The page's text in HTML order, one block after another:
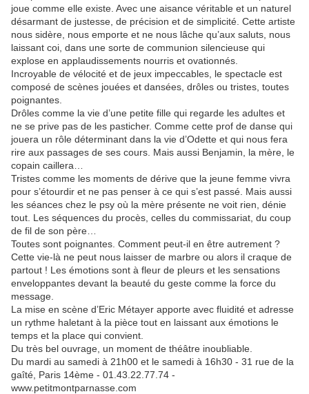
joue comme elle existe. Avec une aisance véritable et un naturel
désarmant de justesse, de précision et de simplicité. Cette artiste
nous sidère, nous emporte et ne nous lâche qu’aux saluts, nous
laissant coi, dans une sorte de communion silencieuse qui
explose en applaudissements nourris et ovationnés.
Incroyable de vélocité et de jeux impeccables, le spectacle est
composé de scènes jouées et dansées, drôles ou tristes, toutes
poignantes.
Drôles comme la vie d’une petite fille qui regarde les adultes et
ne se prive pas de les pasticher. Comme cette prof de danse qui
jouera un rôle déterminant dans la vie d’Odette et qui nous fera
rire aux passages de ses cours. Mais aussi Benjamin, la mère, le
copain caillera…
Tristes comme les moments de dérive que la jeune femme vivra
pour s’étourdir et ne pas penser à ce qui s’est passé. Mais aussi
les séances chez le psy où la mère présente ne voit rien, dénie
tout. Les séquences du procès, celles du commissariat, du coup
de fil de son père…
Toutes sont poignantes. Comment peut-il en être autrement ?
Cette vie-là ne peut nous laisser de marbre ou alors il craque de
partout ! Les émotions sont à fleur de pleurs et les sensations
enveloppantes devant la beauté du geste comme la force du
message.
La mise en scène d’Eric Métayer apporte avec fluidité et adresse
un rythme haletant à la pièce tout en laissant aux émotions le
temps et la place qui convient.
Du très bel ouvrage, un moment de théâtre inoubliable.
Du mardi au samedi à 21h00 et le samedi à 16h30 - 31 rue de la
gaîté, Paris 14ème - 01.43.22.77.74 -
www.petitmontparnasse.com